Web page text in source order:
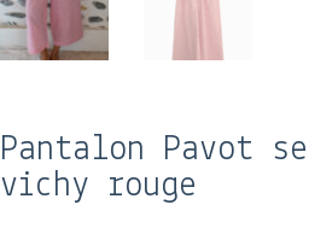
Pantalon Pavot
vichy rouge